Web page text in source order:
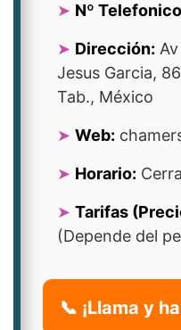
Nº
Dirección:
Jesus Garcia,
Tab., México
Web:
Horario:
Tarifas
(Depende del
📞 ¡Llama y